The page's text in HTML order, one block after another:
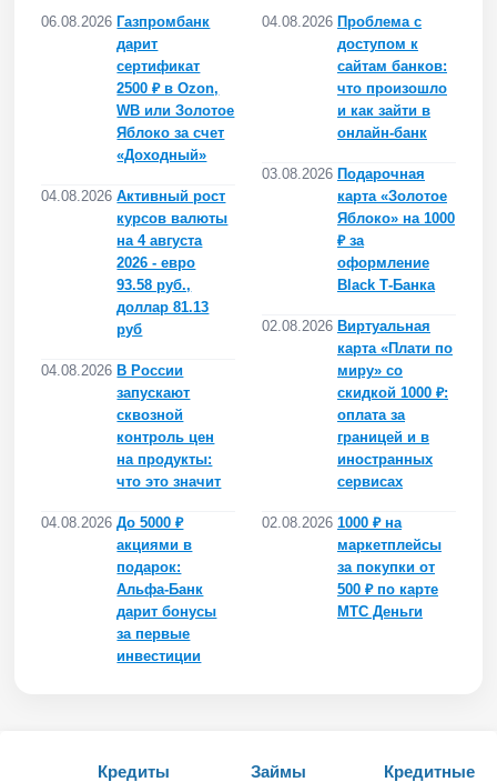
06.08.2026 Газпромбанк
дарит
сертификат
2500 ₽ в Ozon,
WB или Золотое
Яблоко за счет
«Доходный»
04.08.2026Активный рост
курсов валюты
на 4 августа
2026 - евро
93.58 руб.,
доллар 81.13
руб
04.08.2026 В России
запускают
сквозной
контроль цен
на продукты:
что это значит
04.08.2026До 5000 ₽
акциями в
подарок:
Альфа-Банк
дарит бонусы
за первые
инвестиции
04.08.2026 Проблема с
доступом к
сайтам банков:
что произошло
и как зайти в
онлайн-банк
03.08.2026 Подарочная
карта «Золотое
Яблоко» на 1000
₽ за
оформление
Black Т-Банка
02.08.2026 Виртуальная
карта «Плати по
миру» со
скидкой 1000 ₽:
оплата за
границей и в
иностранных
сервисах
02.08.2026 1000 ₽ на
маркетплейсы
за покупки от
500 ₽ по карте
МТС Деньги
Кредиты Займы
Кредитные